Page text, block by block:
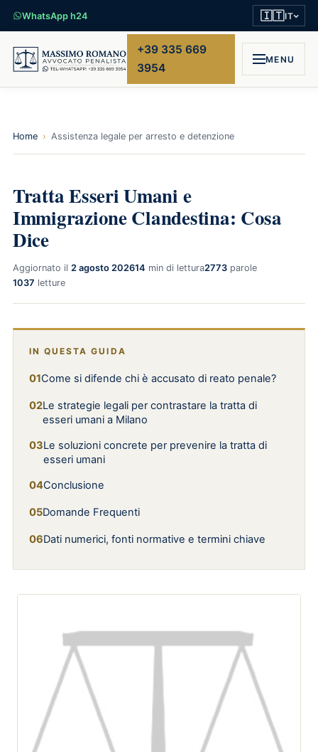
WhatsApp h24 🇮🇹IT
+39 335 669
3954
MENU
Home › Assistenza legale per arresto e detenzione
Tratta Esseri Umani e
Immigrazione Clandestina: Cosa
Dice
Aggiornato il 2 agosto 202614 min di lettura2773 parole
1037 letture
IN QUESTA GUIDA
Come si difende chi è accusato di reato penale?
Le strategie legali per contrastare la tratta di
esseri umani a Milano
Le soluzioni concrete per prevenire la tratta di
esseri umani
Conclusione
Domande Frequenti
Dati numerici, fonti normative e termini chiave